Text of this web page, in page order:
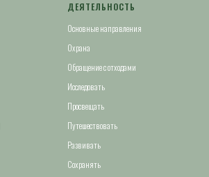
ДЕЯТЕЛЬНОСТЬ
Основные направления
Охрана
Обращение с отходами
Исследовать
Просвещать
Путешествовать
Развивать
Сохранять